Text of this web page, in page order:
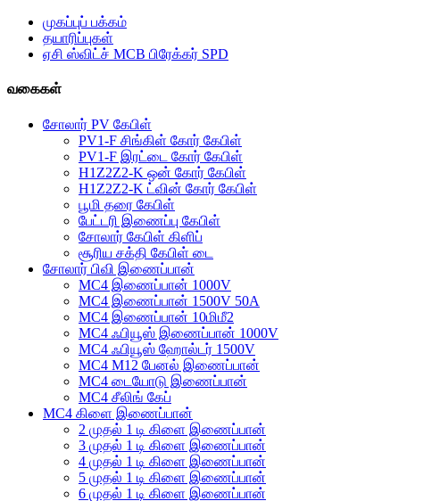
முகப்புப் பக்கம்
தயாரிப்புகள்
ஏசி ஸ்விட்ச் MCB பிரேக்கர் SPD
வகைகள்
சோலார் PV கேபிள்
PV1-F சிங்கிள் கோர் கேபிள்
PV1-F இரட்டை கோர் கேபிள்
H1Z2Z2-K ஒன் கோர் கேபிள்
H1Z2Z2-K ட்வின் கோர் கேபிள்
பூமி தரை கேபிள்
பேட்டரி இணைப்பு கேபிள்
சோலார் கேபிள் கிளிப்
சூரிய சக்தி கேபிள் டை
சோலார் பிவி இணைப்பான்
MC4 இணைப்பான் 1000V
MC4 இணைப்பான் 1500V 50A
MC4 இணைப்பான் 10மிமீ2
MC4 ஃபியூஸ் இணைப்பான் 1000V
MC4 ஃபியூஸ் ஹோல்டர் 1500V
MC4 M12 பேனல் இணைப்பான்
MC4 டையோடு இணைப்பான்
MC4 சீலிங் கேப்
MC4 கிளை இணைப்பான்
2 முதல் 1 டி கிளை இணைப்பான்
3 முதல் 1 டி கிளை இணைப்பான்
4 முதல் 1 டி கிளை இணைப்பான்
5 முதல் 1 டி கிளை இணைப்பான்
6 முதல் 1 டி கிளை இணைப்பான்